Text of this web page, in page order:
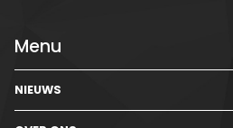
Menu
NIEUWS